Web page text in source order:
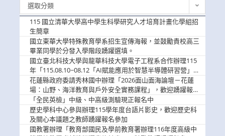
選取分類
115 國立清華大學高中學生科學研究人才培育計畫化學組招
生簡章
國立東華大學特殊教育學系招生宣傳海報，並鼓勵貴校高三
畢業同學於分發入學階段踴躍選填。
國立臺北科技大學與龍華科技大學電子工程系合作辦理115
年「115.08.10~08.12「AI賦能應用於智慧半導體研習營」，
歡迎學生踴躍報名參加
花蓮縣政府委請秀林國中辦理「2026面山面海論壇－花蓮
場：山野、海洋教育與戶外安全實務課程」，歡迎踴躍報名
參加
「全民英檢」中級、中高級測驗現正報名中
歷史學科中心參與辦理115學年度台語片影史，歡迎歷史科
及關心本議題之教師踴躍報名參加
國教署辦理「教育部國民及學前教育署辦理116年度高級中